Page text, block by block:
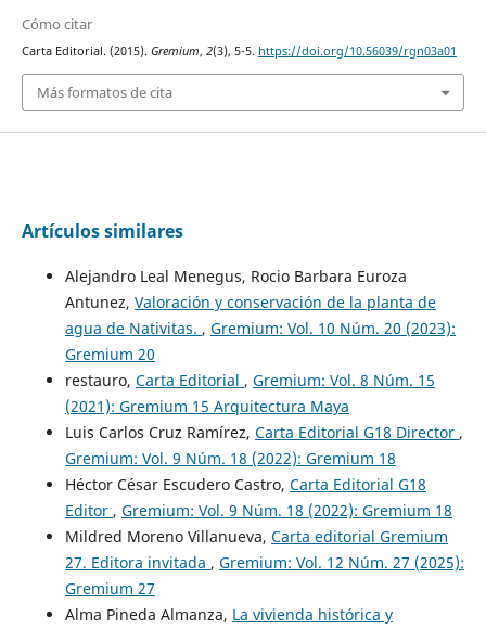
Cómo citar
Carta Editorial. (2015). Gremium, 2(3), 5-5. https://doi.org/10.56039/rgn03a01
Más formatos de cita
Artículos similares
Alejandro Leal Menegus, Rocio Barbara Euroza
Antunez, Valoración y conservación de la planta de
agua de Nativitas. , Gremium: Vol. 10 Núm. 20 (2023):
Gremium 20
restauro, Carta Editorial , Gremium: Vol. 8 Núm. 15
(2021): Gremium 15 Arquitectura Maya
Luis Carlos Cruz Ramírez, Carta Editorial G18 Director ,
Gremium: Vol. 9 Núm. 18 (2022): Gremium 18
Héctor César Escudero Castro, Carta Editorial G18
Editor , Gremium: Vol. 9 Núm. 18 (2022): Gremium 18
Mildred Moreno Villanueva, Carta editorial Gremium
27. Editora invitada , Gremium: Vol. 12 Núm. 27 (2025):
Gremium 27
Alma Pineda Almanza, La vivienda histórica y